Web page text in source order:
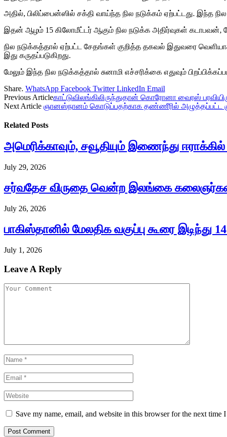
அதில், பிலிப்பைன்ஸில் சக்தி வாய்ந்த நில நடுக்கம் ஏற்பட்டது. இந்த
இதன் ஆழம் 15 கிலோமீட்டர் ஆகும் நில நடுக்க அதிர்வுகள்
நில நடுக்கத்தால் ஏற்பட்ட சேதங்கள் குறித்த தகவல் இதுவரை
இது கருதப்படுகிறது.
மேலும் இந்த நில நடுக்கத்தால் சுனாமி எச்சரிக்கை எதுவும்
Share. WhatsApp Facebook Twitter LinkedIn Email
Previous Articleகாட்டுவிலங்கிலிருந்துதான் கொரோனா வைரஸ்
Next Article ஞானஸ்நானம் கொடுப்பதற்காக தண்ணீரில் அழுத்தப்பட்ட
Related Posts
அமெரிக்காவும், சவூதியும் இணைந்து
July 29, 2026
சர்வதேச விருதை வென்ற இலங்கை கலைஞர்கள்
July 26, 2026
பாகிஸ்தானில் மேலதிக வகுப்பு கூரை இடிந்து
July 1, 2026
Leave A Reply
Save my name, email, and website in this browser for the next time